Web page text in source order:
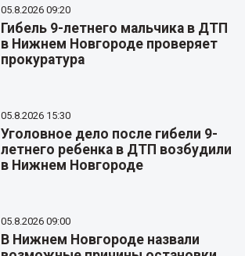
05.8.2026 09:20
Гибель 9-летнего мальчика в ДТП
в Нижнем Новгороде проверяет
прокуратура
05.8.2026 15:30
Уголовное дело после гибели 9-
летнего ребенка в ДТП возбудили
в Нижнем Новгороде
05.8.2026 09:00
В Нижнем Новгороде назвали